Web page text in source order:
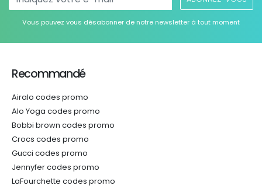
Vous pouvez vous désabonner de notre newsletter à tout moment
Recommandé
Airalo codes promo
Alo Yoga codes promo
Bobbi brown codes promo
Crocs codes promo
Gucci codes promo
Jennyfer codes promo
LaFourchette codes promo